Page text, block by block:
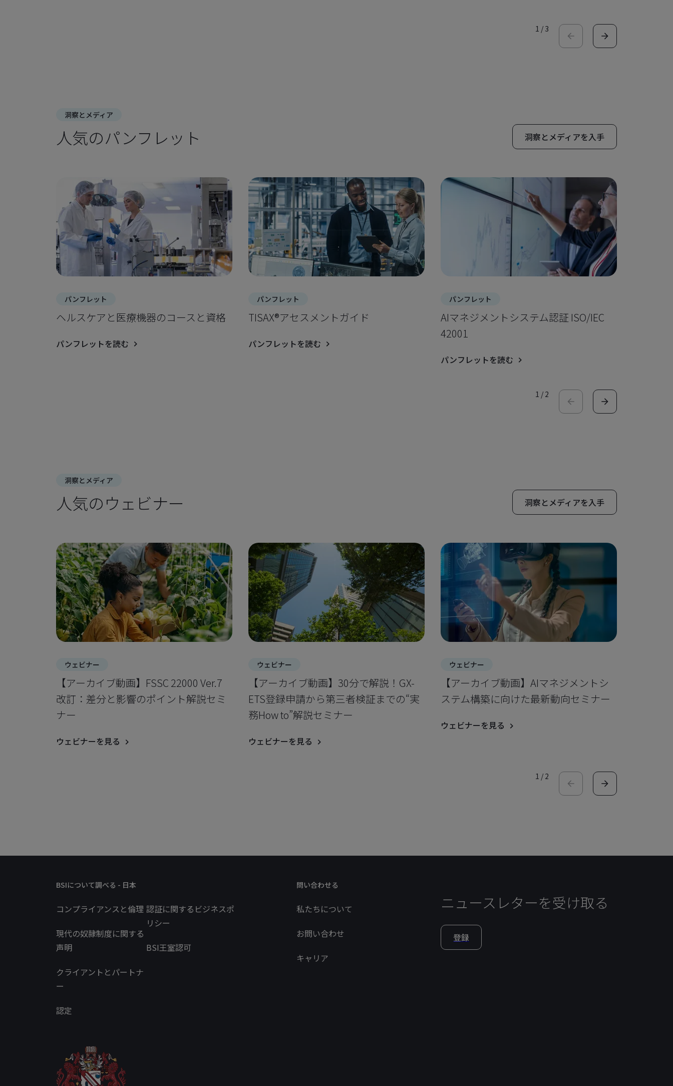
1 / 3
洞察とメディア
人気のパンフレット 洞察とメディアを入手
パンフレット
ヘルスケアと医療機器のコースと資格
パンフレットを読む
パンフレット
TISAX®アセスメントガイド
パンフレットを読む
パンフレット
AIマネジメントシステム認証 ISO/IEC
42001
パンフレットを読む
1 / 2
洞察とメディア
人気のウェビナー 洞察とメディアを入手
ウェビナー
【アーカイブ動画】FSSC 22000 Ver.7
改訂：差分と影響のポイント解説セミ
ナー
ウェビナーを見る
ウェビナー
【アーカイブ動画】30分で解説！GX-
ETS登録申請から第三者検証までの“実
務How to”解説セミナー
ウェビナーを見る
ウェビナー
【アーカイブ動画】AIマネジメントシ
ステム構築に向けた最新動向セミナー
ウェビナーを見る
1 / 2
BSIについて調べる - 日本
コンプライアンスと倫理
現代の奴隷制度に関する
声明
クライアントとパートナ
ー
認定
認証に関するビジネスポ
リシー
BSI王室認可
問い合わせる
私たちについて
お問い合わせ
キャリア
ニュースレターを受け取る
登録